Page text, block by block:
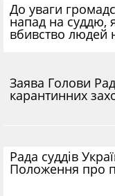
До уваги
напад на суддю,
вбивство людей
​Заява Голови
карантинних
Рада суддів
Положення про